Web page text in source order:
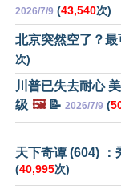
2026/7/9 (43,540次)
北京突然空了？
次)
川普已失去耐心
级 🖼️📝 2026/7/9 (
天下奇谭 (604) ：
(40,995次)